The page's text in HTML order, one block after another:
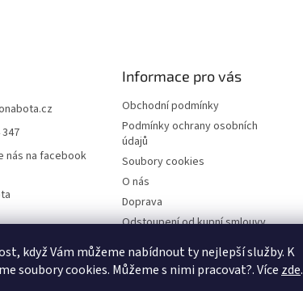
když Vám můžeme nabídnout ty nejlepší služby. K
soubory cookies. Můžeme s nimi pracovat?. Více zde.
nás na facebook
Informace pro vás
Obchodní podmínky
Podmínky ochrany osobních
údajů
Soubory cookies
O nás
Doprava
Odstoupení od kupní smlouvy
Reklamace